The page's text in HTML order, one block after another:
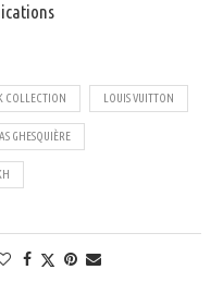
COLLECTION LOUIS VUITTON
GHESQUIÈRE